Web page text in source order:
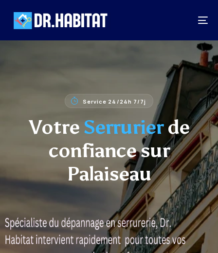
Service 24/24h 7/7j
Votre Serrurier de
confiance sur
Palaiseau